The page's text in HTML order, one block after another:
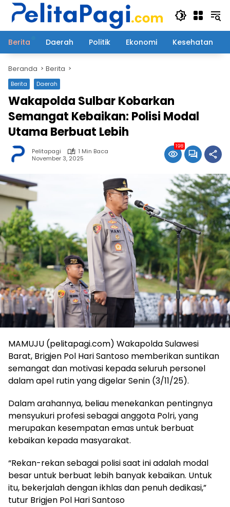
Langsung
Berita
Daerah Politik Ekonomi Kesehatan
Beranda Berita
Berita Daerah
Wakapolda Sulbar Kobarkan
Semangat Kebaikan: Polisi Modal
Utama Berbuat Lebih
Pelitapagi
1 Min Baca
November 3, 2025
198
MAMUJU (pelitapagi.com) Wakapolda Sulawesi
Barat, Brigjen Pol Hari Santoso memberikan suntikan
semangat dan motivasi kepada seluruh personel
dalam apel rutin yang digelar Senin (3/11/25).
Dalam arahannya, beliau menekankan pentingnya
mensyukuri profesi sebagai anggota Polri, yang
merupakan kesempatan emas untuk berbuat
kebaikan kepada masyarakat.
“Rekan-rekan sebagai polisi saat ini adalah modal
besar untuk berbuat lebih banyak kebaikan. Untuk
itu, bekerjalah dengan ikhlas dan penuh dedikasi,”
tutur Brigjen Pol Hari Santoso